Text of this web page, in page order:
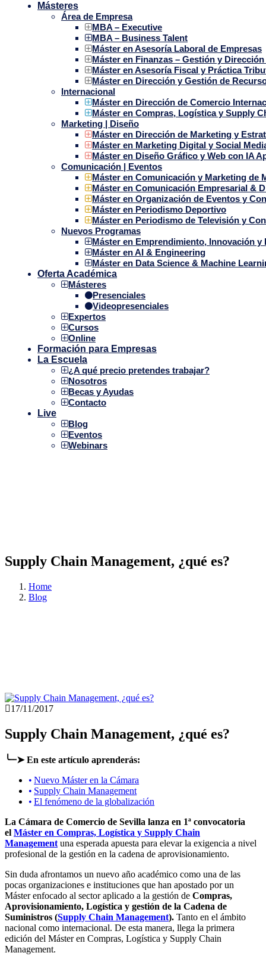
Másteres
Área de Empresa
MBA – Executive
MBA – Business Talent
Máster en Asesoría Laboral de Empresas
Máster en Finanzas – Gestión y
Máster en Asesoría Fiscal y Práctica
Máster en Dirección y Gestión de
Internacional
Máster en Dirección de Comercio
Máster en Compras, Logística y Supply
Marketing | Diseño
Máster en Dirección de Marketing y
Máster en Marketing Digital y Social
Máster en Diseño Gráfico y Web con IA
Comunicación | Eventos
Máster en Comunicación y Marketing de
Máster en Comunicación Empresarial &
Máster en Organización de Eventos y
Máster en Periodismo Deportivo
Máster en Periodismo de Televisión y
Nuevos Programas
Máster en Emprendimiento, Innovación
Máster en AI & Engineering
Máster en Data Science & Machine
Oferta Académica
Másteres
Presenciales
Videopresenciales
Expertos
Cursos
Online
Formación para Empresas
La Escuela
¿A qué precio pretendes trabajar?
Nosotros
Becas y Ayudas
Contacto
Live
Blog
Eventos
Webinars
Supply Chain Management, ¿qué es?
Home
Blog
17/11/2017
Supply Chain Management, ¿qué es?
╰┈➤ En este artículo aprenderás:
Nuevo Máster en la Cámara
Supply Chain Management
El fenómeno de la globalización
La Cámara de Comercio de Sevilla lanza en 1ª convocatoria
el Máster en Compras, Logística y Supply Chain
Management una esperada apuesta para elevar la exigencia a nivel
profesional de la gestión en la cadena de aprovisionamiento.
Sin duda afrontamos un nuevo año académico como una de las
pocas organizaciones e instituciones que han apostado por un
Máster enfocado al sector aplicado a la gestión de Compras,
Aprovisionamiento, Logística y gestión de la Cadena de
Suministros (Supply Chain Management). Tanto en el ámbito
nacional como internacional. De esta manera, llega la primera
edición del Máster en Compras, Logística y Supply Chain
Management.